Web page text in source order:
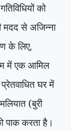
को
मदद से अजिन्ना
के लिए,
में एक आमिल
घर में
(बुरी
पाक करता है।